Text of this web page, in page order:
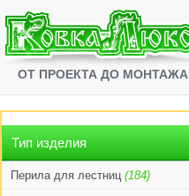
ОТ ПРОЕКТА ДО МОНТАЖА
Тип изделия
Перила для лестниц (184)